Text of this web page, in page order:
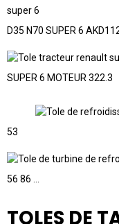
D35 N70 SUPER 6
SUPER 6 MOTEUR 322.3
53
56 86 ...
TOLES DE